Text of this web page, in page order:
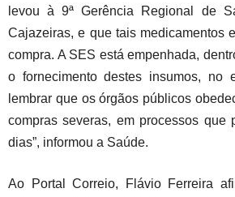
levou à 9ª Gerência Regional de
Cajazeiras, e que tais medicamentos
compra. A SES está empenhada,
o fornecimento destes insumos, no
lembrar que os órgãos públicos
compras severas, em processos que
dias”, informou a Saúde.
Ao Portal Correio, Flávio Ferreira